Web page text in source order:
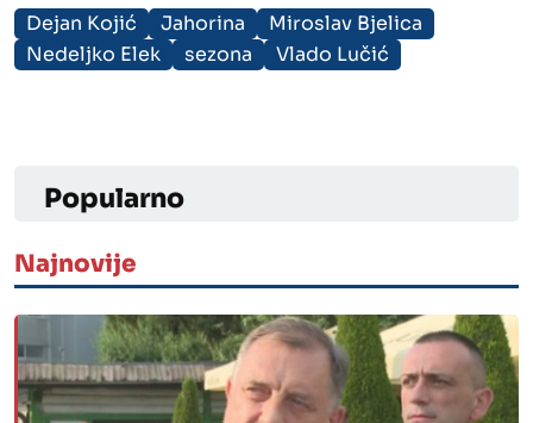
Dejan Kojić Jahorina
Miroslav Bjelica
Nedeljko Elek
sezona Vlado Lučić
Popularno
Najnovije